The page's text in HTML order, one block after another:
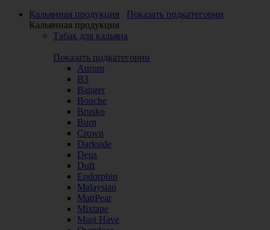
Кальянная продукция
Показать подкатегории
Кальянная продукция
Табак для кальяна
Показать подкатегории
Aurum
B3
Banger
Bonche
Brusko
Burn
Crown
Darkside
Deus
Duft
Endorphin
Malaysian
MattPear
Mixtape
Must Have